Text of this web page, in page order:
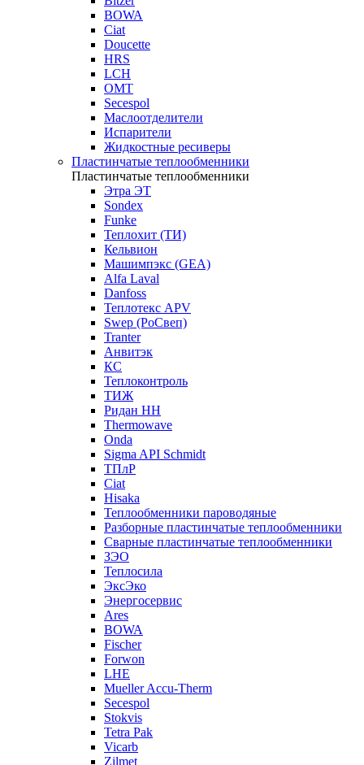
BOWA
Ciat
Doucette
HRS
LCH
OMT
Secespol
Маслоотделители
Испарители
Жидкостные ресиверы
Пластинчатые теплообменники
Пластинчатые теплообменники
Этра ЭТ
Sondex
Funke
Теплохит (ТИ)
Кельвион
Машимпэкс (GEA)
Alfa Laval
Danfoss
Теплотекс APV
Swep (РоСвеп)
Tranter
Анвитэк
КС
Теплоконтроль
ТИЖ
Ридан НН
Thermowave
Onda
Sigma API Schmidt
ТПлР
Ciat
Hisaka
Теплообменники пароводяные
Разборные пластинчатые теплообменники
Сварные пластинчатые теплообменники
ЗЭО
Теплосила
ЭксЭко
Энергосервис
Ares
BOWA
Fischer
Forwon
LHE
Mueller Accu-Therm
Secespol
Stokvis
Tetra Pak
Vicarb
Zilmet